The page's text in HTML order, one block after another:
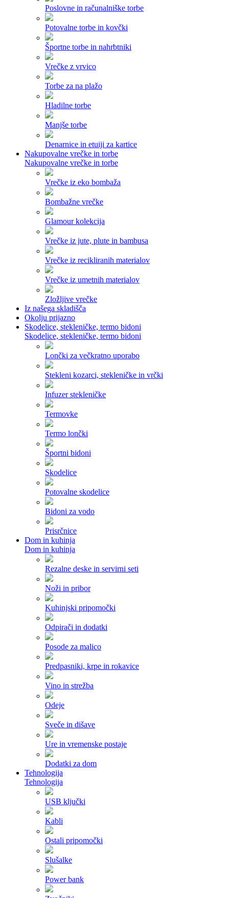
Poslovne in računalniške torbe
Potovalne torbe in kovčki
Športne torbe in nahrbtniki
Vrečke z vrvico
Torbe za na plažo
Hladilne torbe
Manjše torbe
Denarnice in etuiji za kartice
Nakupovalne vrečke in torbe
Nakupovalne vrečke in torbe
Vrečke iz eko bombaža
Bombažne vrečke
Glamour kolekcija
Vrečke iz jute, plute in bambusa
Vrečke iz recikliranih materialov
Vrečke iz umetnih materialov
Zložljive vrečke
Iz našega skladišča
Okolju prijazno
Skodelice, stekleničke, termo bidoni
Skodelice, stekleničke, termo bidoni
Lončki za večkratno uporabo
Stekleni kozarci, stekleničke in vrčki
Infuzer stekleničke
Termovke
Termo lončki
Športni bidoni
Skodelice
Potovalne skodelice
Bidoni za vodo
Prisrčnice
Dom in kuhinja
Dom in kuhinja
Rezalne deske in servirni seti
Noži in pribor
Kuhinjski pripomočki
Odpirači in dodatki
Posode za malico
Predpasniki, krpe in rokavice
Vino in strežba
Odeje
Sveče in dišave
Ure in vremenske postaje
Dodatki za dom
Tehnologija
Tehnologija
USB ključki
Kabli
Ostali pripomočki
Slušalke
Power bank